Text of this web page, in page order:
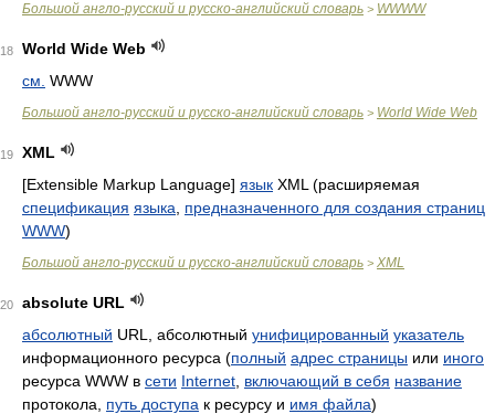
Большой англо-русский и русско-английский словарь > WWWW
18
World Wide Web
см. WWW
Большой англо-русский и русско-английский словарь > World Wide Web
19
XML
[Extensible Markup Language] язык XML (расширяемая
спецификация языка
предназначенного для создания страниц
WWW)
Большой англо-русский и русско-английский словарь > XML
20
absolute URL
абсолютный URL, абсолютный унифицированный указатель
информационного ресурса (полный адрес страницы или иного
ресурса WWW в сети Internet включающий в себя название
протокола, путь доступа к ресурсу и имя файла)